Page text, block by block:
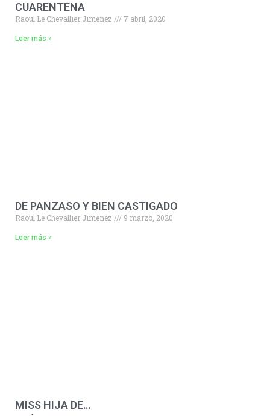
CUARENTENA
Raoul Le Chevallier Jiménez 7 abril, 2020
Leer más »
DE PANZASO Y BIEN CASTIGADO
Raoul Le Chevallier Jiménez 9 marzo, 2020
Leer más »
MISS HIJA DE…